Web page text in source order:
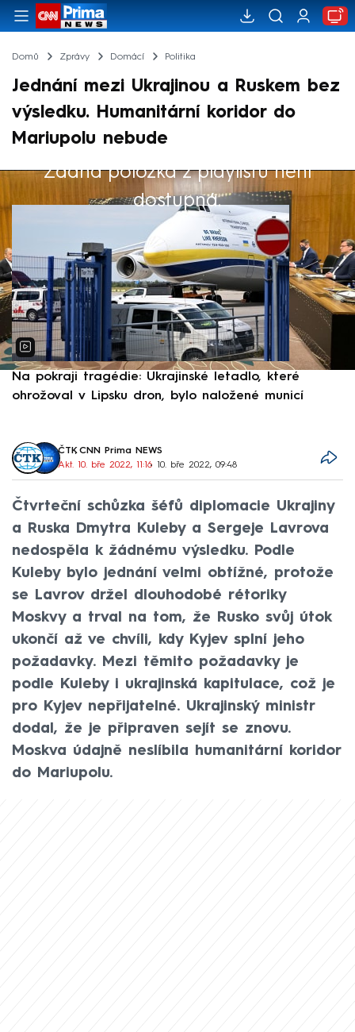
Domů Zprávy Domácí Politika
Jednání mezi Ukrajinou a Ruskem bez
výsledku. Humanitární koridor do
Mariupolu nebude
Žádná položka z playlistu není
dostupná.
Výběr redakce
Na pokraji tragédie: Ukrajinské letadlo, které
ohrožoval v Lipsku dron, bylo naložené municí
ČTK, CNN Prima NEWS
Akt. 10. bře 2022, 11:16• 10. bře 2022, 09:48
Čtvrteční schůzka šéfů diplomacie Ukrajiny
a Ruska Dmytra Kuleby a Sergeje Lavrova
nedospěla k žádnému výsledku. Podle
Kuleby bylo jednání velmi obtížné, protože
se Lavrov držel dlouhodobé rétoriky
Moskvy a trval na tom, že Rusko svůj útok
ukončí až ve chvíli, kdy Kyjev splní jeho
požadavky. Mezi těmito požadavky je
podle Kuleby i ukrajinská kapitulace, což je
pro Kyjev nepřijatelné. Ukrajinský ministr
dodal, že je připraven sejít se znovu.
Moskva údajně neslíbila humanitární koridor
do Mariupolu.